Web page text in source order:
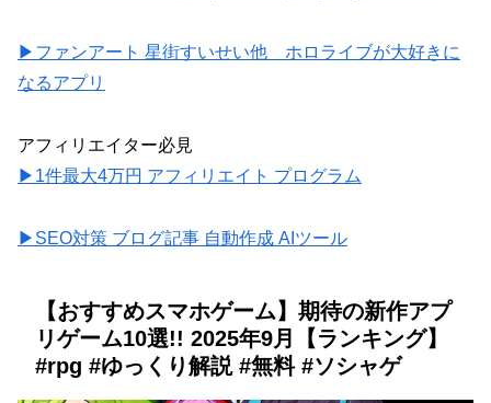
▶ファンアート 星街すいせい他 ホロライブが大好きに
なるアプリ
アフィリエイター必見
▶1件最大4万円 アフィリエイト プログラム
▶SEO対策 ブログ記事 自動作成 AIツール
【おすすめスマホゲーム】期待の新作アプ
リゲーム10選!! 2025年9月【ランキング】
#rpg #ゆっくり解説 #無料 #ソシャゲ